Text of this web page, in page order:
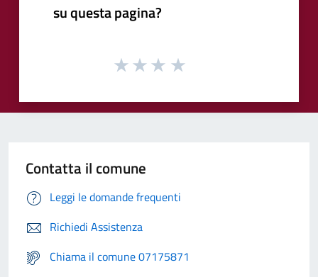
su questa pagina?
Contatta il comune
Leggi le domande frequenti
Richiedi Assistenza
Chiama il comune 07175871